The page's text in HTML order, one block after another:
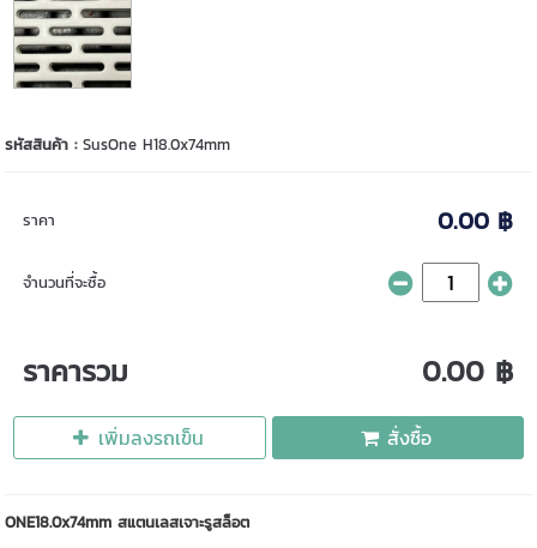
รหัสสินค้า :SusOne H18.0x74mm
ราคา 0.00 ฿
จำนวนที่จะซื้อ
ราคารวม 0.00 ฿
เพิ่มลงรถเข็น สั่งซื้อ
ONE18.0x74mm สแตนเลสเจาะรูสล็อต